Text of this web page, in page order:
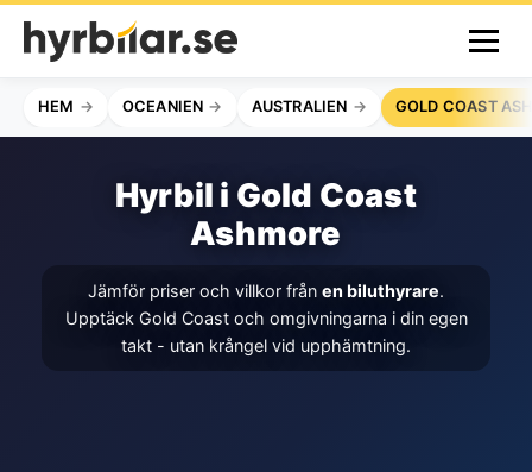
HEM OCEANIEN AUSTRALIEN GOLD COAST
Hyrbil i Gold Coast
Ashmore
Jämför priser och villkor från en biluthyrare.
Upptäck Gold Coast och omgivningarna i din egen
takt - utan krångel vid upphämtning.